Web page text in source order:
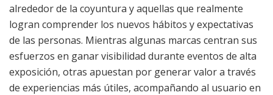
alrededor de la coyuntura y aquellas que realmente
logran comprender los nuevos hábitos y expectativas
de las personas. Mientras algunas marcas centran sus
esfuerzos en ganar visibilidad durante eventos de alta
exposición, otras apuestan por generar valor a través
de experiencias más útiles, acompañando al usuario en